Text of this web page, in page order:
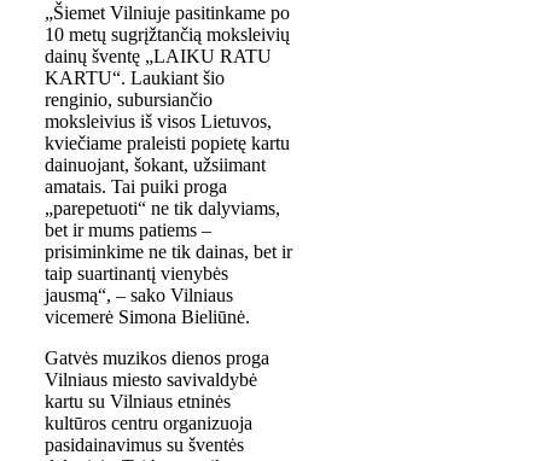
„Šiemet Vilniuje pasitinkame po
10 metų sugrįžtančią moksleivių
dainų šventę „LAIKU RATU
KARTU“. Laukiant šio
renginio, subursiančio
moksleivius iš visos Lietuvos,
kviečiame praleisti popietę kartu
dainuojant, šokant, užsiimant
amatais. Tai puiki proga
„parepetuoti“ ne tik dalyviams,
bet ir mums patiems –
prisiminkime ne tik dainas, bet ir
taip suartinantį vienybės
jausmą“, – sako Vilniaus
vicemerė Simona Bieliūnė.
Gatvės muzikos dienos proga
Vilniaus miesto savivaldybė
kartu su Vilniaus etninės
kultūros centru organizuoja
pasidainavimus su šventės